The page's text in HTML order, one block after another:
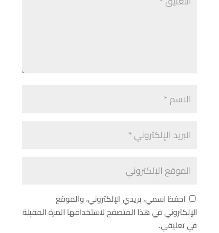
احفظ اسمي، بريدي الإلكتروني، والموقع
الإلكتروني في هذا المتصفح لاستخدامها المرة المقبلة
في تعليقي.